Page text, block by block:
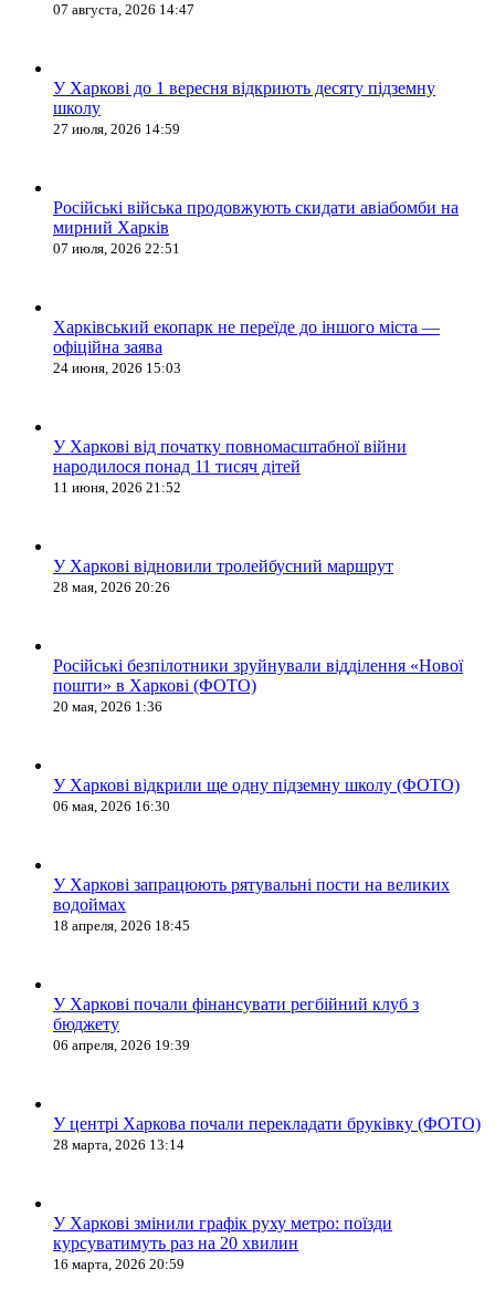
07 августа, 2026 14:47
У Харкові до 1 вересня відкриють десяту підземну
школу
27 июля, 2026 14:59
Російські війська продовжують скидати авіабомби на
мирний Харків
07 июля, 2026 22:51
Харківський екопарк не переїде до іншого міста —
офіційна заява
24 июня, 2026 15:03
У Харкові від початку повномасштабної війни
народилося понад 11 тисяч дітей
11 июня, 2026 21:52
У Харкові відновили тролейбусний маршрут
28 мая, 2026 20:26
Російські безпілотники зруйнували відділення «Нової
пошти» в Харкові (ФОТО)
20 мая, 2026 1:36
У Харкові відкрили ще одну підземну школу (ФОТО)
06 мая, 2026 16:30
У Харкові запрацюють рятувальні пости на великих
водоймах
18 апреля, 2026 18:45
У Харкові почали фінансувати регбійний клуб з
бюджету
06 апреля, 2026 19:39
У центрі Харкова почали перекладати бруківку (ФОТО)
28 марта, 2026 13:14
У Харкові змінили графік руху метро: поїзди
курсуватимуть раз на 20 хвилин
16 марта, 2026 20:59